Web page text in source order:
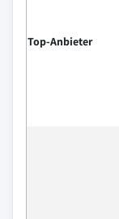
Top-Anbieter